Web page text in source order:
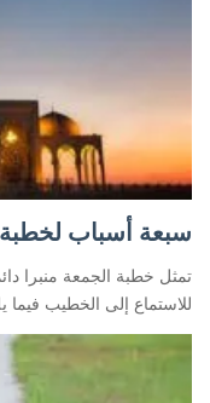
سبعة أسباب
تمثل خطبة الجمعة منبرا
للاستماع إلى الخطيب